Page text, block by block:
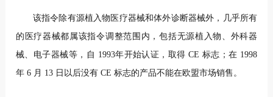
该指令除有源植入物医疗器械和体外诊断器械外，几乎所有
的医疗器械都属该指令调整范围内，包括无源植入物、外科器
械、电子器械等，自 1993年开始认证，取得 CE 标志；在 1998
年 6 月 13 日以后没有 CE 标志的产品不能在欧盟市场销售。